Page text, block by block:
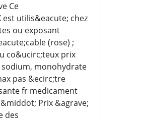
Ce
utilis&eacute; chez
ou exposant
(rose) ;
co&ucirc;teux prix
sodium, monohydrate
pas &ecirc;tre
fr medicament
Prix &agrave;
des